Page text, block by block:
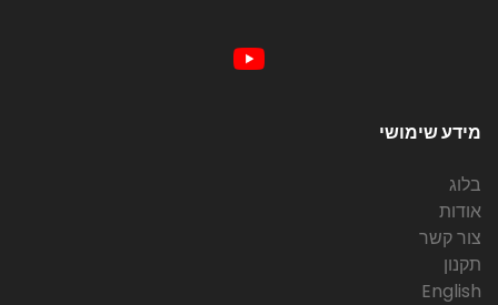
מידע שימושי
בלוג
אודות
צור קשר
תקנון
English